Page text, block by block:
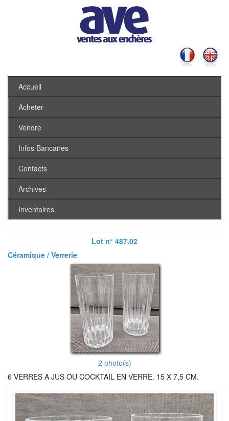
Accueil
Acheter
Vendre
Infos Bancaires
Contacts
Archives
Inventaires
Lot n° 487.02
Céramique / Verrerie
2 photo(s)
6 VERRES A JUS OU COCKTAIL EN VERRE. 15 X 7,5 CM.